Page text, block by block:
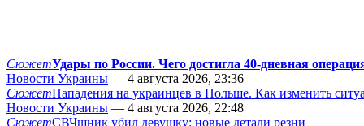
СюжетУдары по России. Чего достигла 40-дневная
Новости Украины — 4 августа 2026, 23:36
СюжетНападения на украинцев в Польше. Как изменить
Новости Украины — 4 августа 2026, 22:48
СюжетСВЧшник убил девушку: новые детали резни